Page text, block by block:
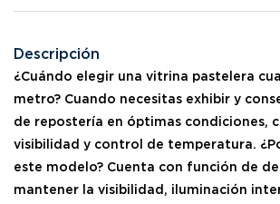
Descripción
¿Cuándo elegir una vitrina pastelera
metro? Cuando necesitas exhibir y
de repostería en óptimas condiciones,
visibilidad y control de temperatura.
este modelo? Cuenta con función de
mantener la visibilidad, iluminación